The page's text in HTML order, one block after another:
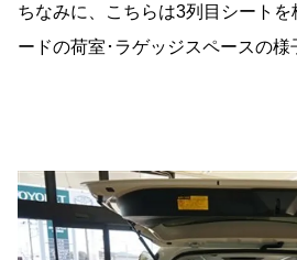
ちなみに、こちらは3列目シート
ードの荷室･ラゲッジスペースの様